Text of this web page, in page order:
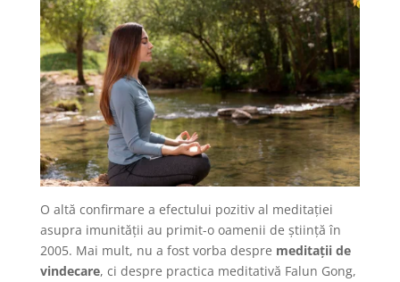
O altă confirmare a efectului pozitiv al meditației
asupra imunității au primit-o oamenii de știință în
2005. Mai mult, nu a fost vorba despre meditații de
vindecare, ci despre practica meditativă Falun Gong,